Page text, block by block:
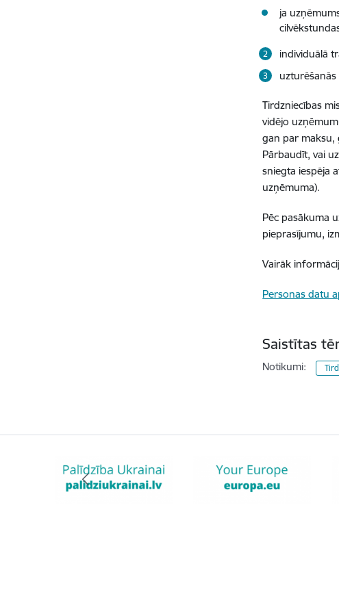
ja
individuālā
uzturēšanās
Tirdzniecības
vidējo
gan par maksu,
Pārbaudīt, vai
sniegta iespēja
uzņēmuma).
Pēc pasākuma
pieprasījumu,
Vairāk
Personas datu
Saistītas
Notikumi: